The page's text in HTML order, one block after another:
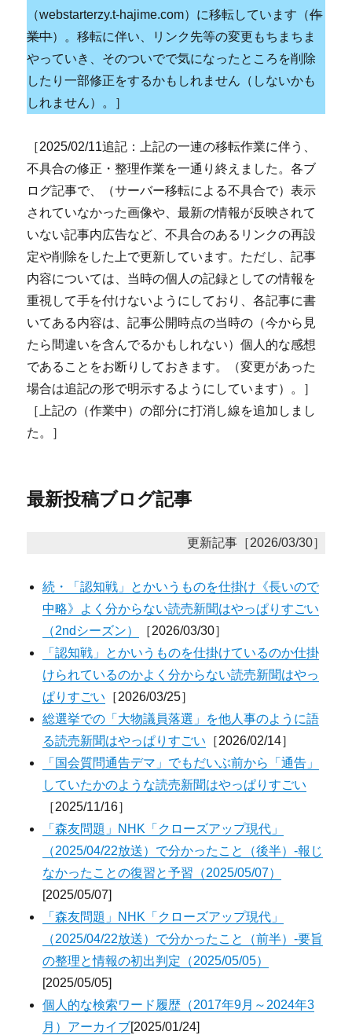
（webstarterzy.t-hajime.com）に移転しています（作
業中）。移転に伴い、リンク先等の変更もちまちま
やっていき、そのついでで気になったところを削除
したり一部修正をするかもしれません（しないかも
しれません）。］
［2025/02/11追記：上記の一連の移転作業に伴う、
不具合の修正・整理作業を一通り終えました。各ブ
ログ記事で、（サーバー移転による不具合で）表示
されていなかった画像や、最新の情報が反映されて
いない記事内広告など、不具合のあるリンクの再設
定や削除をした上で更新しています。ただし、記事
内容については、当時の個人の記録としての情報を
重視して手を付けないようにしており、各記事に書
いてある内容は、記事公開時点の当時の（今から見
たら間違いを含んでるかもしれない）個人的な感想
であることをお断りしておきます。（変更があった
場合は追記の形で明示するようにしています）。］
［上記の（作業中）の部分に打消し線を追加しまし
た。］
最新投稿ブログ記事
更新記事［2026/03/30］
続・「認知戦」とかいうものを仕掛け《長いので
中略》よく分からない読売新聞はやっぱりすごい
（2ndシーズン）
［2026/03/30］
「認知戦」とかいうものを仕掛けているのか仕掛
けられているのかよく分からない読売新聞はやっ
ぱりすごい ［2026/03/25］
総選挙での「大物議員落選」を他人事のように語
る読売新聞はやっぱりすごい ［2026/02/14］
「国会質問通告デマ」でもだいぶ前から「通告」
していたかのような読売新聞はやっぱりすごい
［2025/11/16］
「森友問題」NHK「クローズアップ現代」
（2025/04/22放送）で分かったこと（後半）-報じ
なかったことの復習と予習（2025/05/07）
[2025/05/07]
「森友問題」NHK「クローズアップ現代」
（2025/04/22放送）で分かったこと（前半）-要旨
の整理と情報の初出判定（2025/05/05）
[2025/05/05]
個人的な検索ワード履歴（2017年9月～2024年3
月）アーカイブ[2025/01/24]